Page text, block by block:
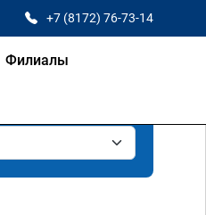
+7 (8172) 76-73-14
Филиалы